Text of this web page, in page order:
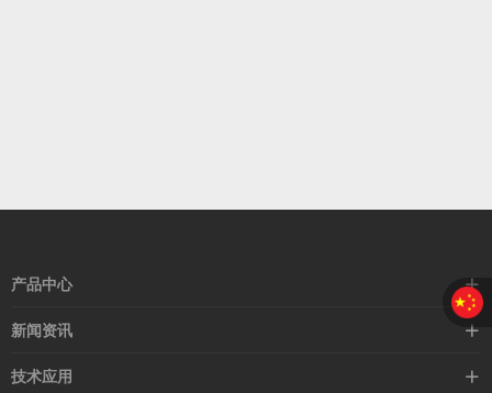
产品中心
接近开关
新闻资讯
企业新闻
技术应用